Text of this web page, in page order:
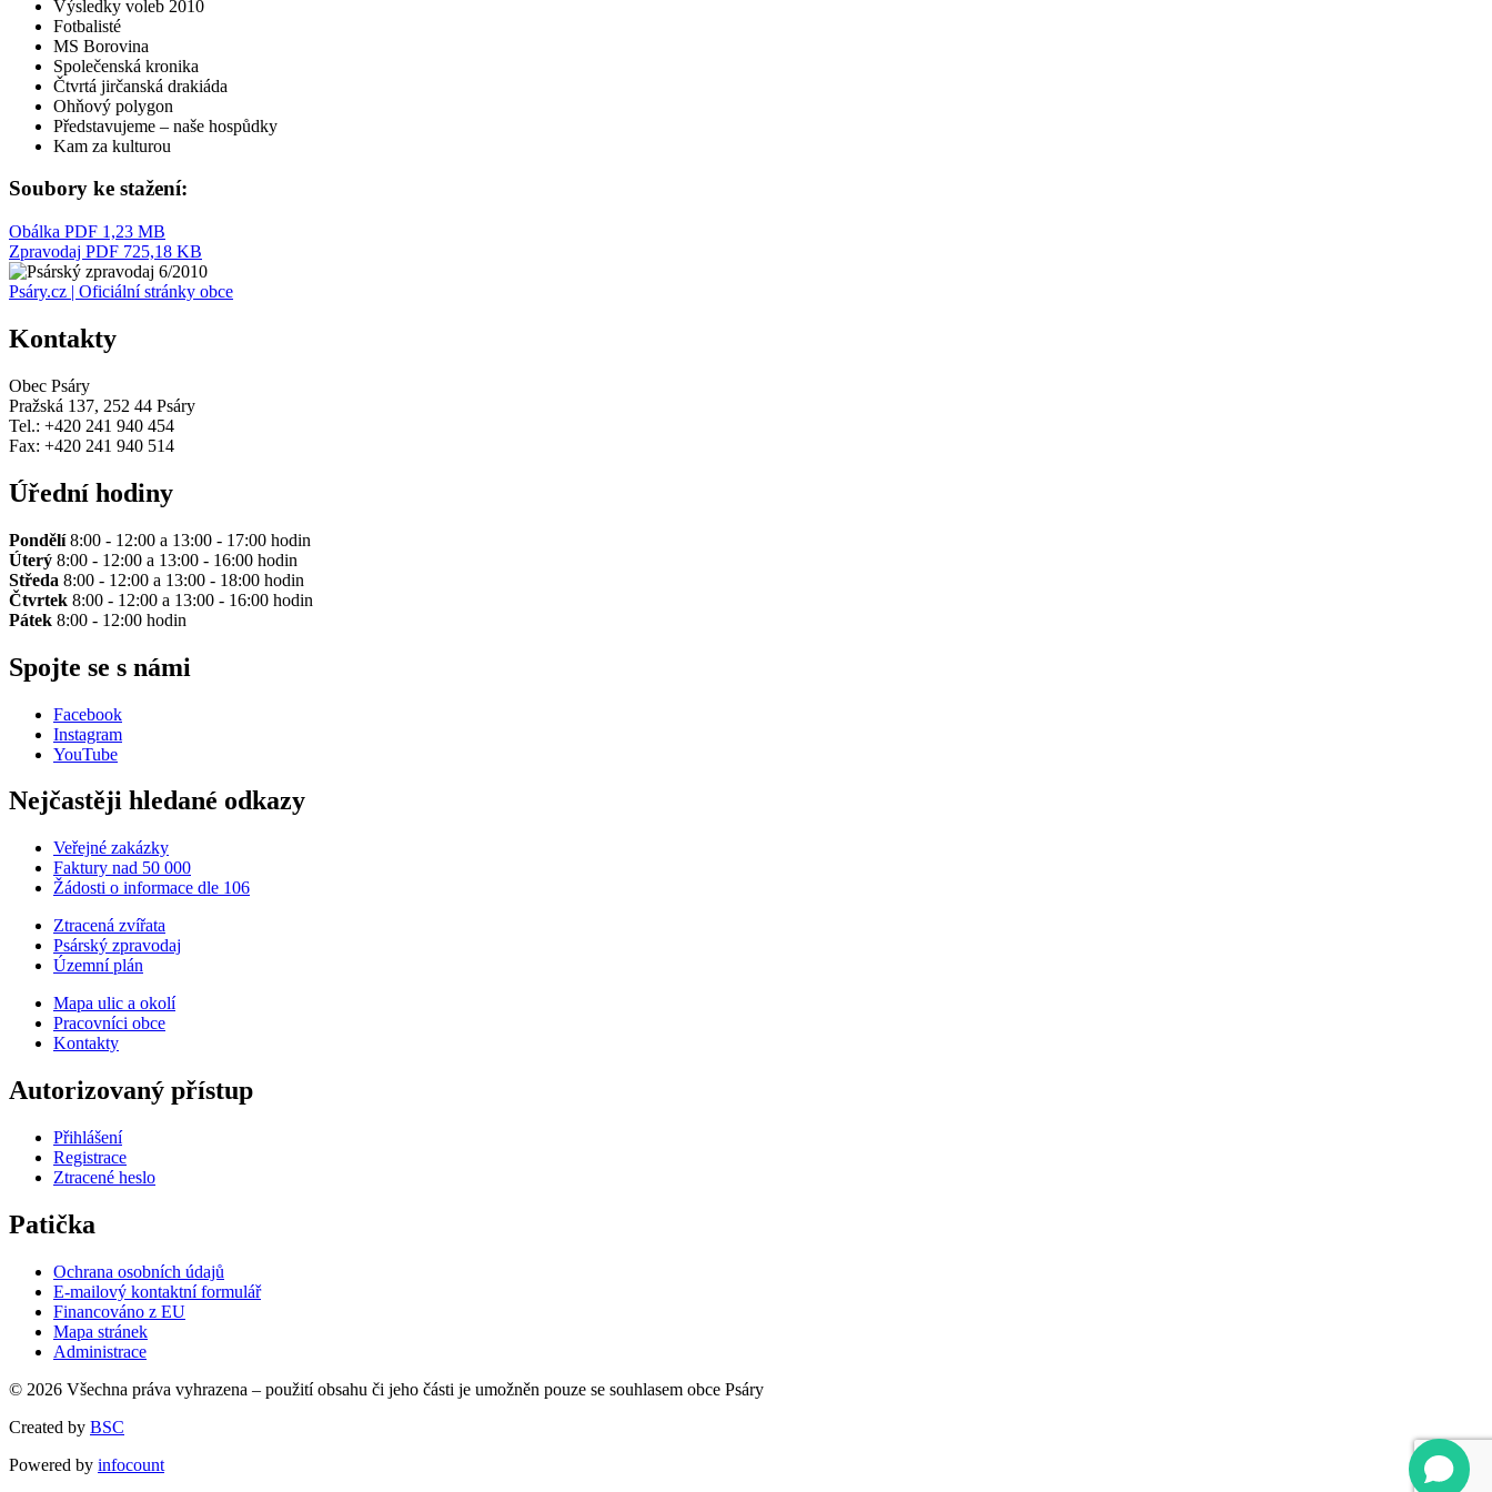
Výsledky voleb 2010
Fotbalisté
MS Borovina
Společenská kronika
Čtvrtá jirčanská drakiáda
Ohňový polygon
Představujeme – naše hospůdky
Kam za kulturou
Soubory ke stažení:
Obálka PDF 1,23 MB
Zpravodaj PDF 725,18 KB
Psáry.cz | Oficiální stránky obce
Kontakty
Obec Psáry
Pražská 137, 252 44 Psáry
Tel.: +420 241 940 454
Fax: +420 241 940 514
Úřední hodiny
Pondělí8:00 - 12:00 a 13:00 - 17:00 hodin
Úterý 8:00 - 12:00 a 13:00 - 16:00 hodin
Středa 8:00 - 12:00 a 13:00 - 18:00 hodin
Čtvrtek 8:00 - 12:00 a 13:00 - 16:00 hodin
Pátek 8:00 - 12:00 hodin
Spojte se s námi
Facebook
Instagram
YouTube
Nejčastěji hledané odkazy
Veřejné zakázky
Faktury nad 50 000
Žádosti o informace dle 106
Ztracená zvířata
Psárský zpravodaj
Územní plán
Mapa ulic a okolí
Pracovníci obce
Kontakty
Autorizovaný přístup
Přihlášení
Registrace
Ztracené heslo
Patička
Ochrana osobních údajů
E-mailový kontaktní formulář
Financováno z EU
Mapa stránek
Administrace
© 2026 Všechna práva vyhrazena – použití obsahu či jeho části je umožněn pouze se souhlasem obce Psáry
Created by BSC
Powered by infocount